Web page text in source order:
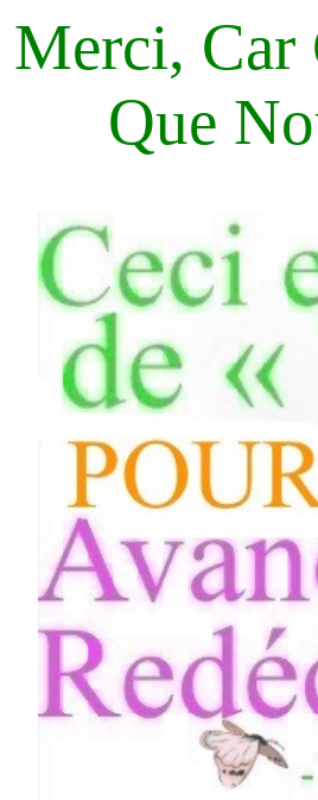
Merci, Car
Que